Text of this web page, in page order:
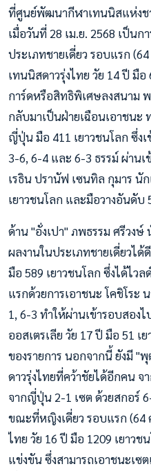
ที่ศูนย์พัฒนากีฬาเทนนิสแห่งช
เมื่อวันที่ 28 เม.ย. 2568 เป็น
ประเภทชายเดี่ยว รอบแรก
เทนนิสดาวรุ่งไทย วัย 14 ปี มือ
การ์ดหรือสิทธิพิเศษลงสนาม
กลับมาเป็นฝ่ายเฉือนเอาชนะ
ญี่ปุ่น มือ 411 เยาวชนโลก ซึ่ง
3-6, 6-4 และ 6-3 ธรรม์ ผ่าน
เรธิน ปรานัฟ เซนทิล กุมาร นั
เยาวชนโลก และมือวางอันดับ
ด้าน "อั่งเปา" ภพธรรม ศรีวง
ผลงานในประเภทชายเดี่ยวไ
มือ 589 เยาวชนโลก ซึ่งได้ไว
แรกด้วยการเอาชนะ โคชิโระ
1, 6-3 ทำให้ผ่านเข้ารอบสอง
ออสเตรเลีย วัย 17 ปี มือ 51 เ
ของรายการ นอกจากนี้ ยังมี
ดาวรุ่งไทยที่คว้าชัยได้อีกคน จ
จากญี่ปุ่น 2-1 เซต ด้วยสกอร์
ขณะที่หญิงเดี่ยว รอบแรก
ไทย วัย 16 ปี มือ 1209 เยาวช
แข่งขัน ซึ่งสามารถเอาชนะเซ